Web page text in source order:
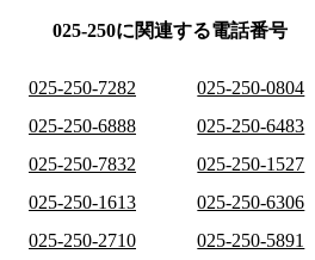
025-250に関連する電話番号
025-250-7282 025-250-0804
025-250-6888
025-250-6483
025-250-7832
025-250-1527
025-250-1613
025-250-6306
025-250-2710
025-250-5891